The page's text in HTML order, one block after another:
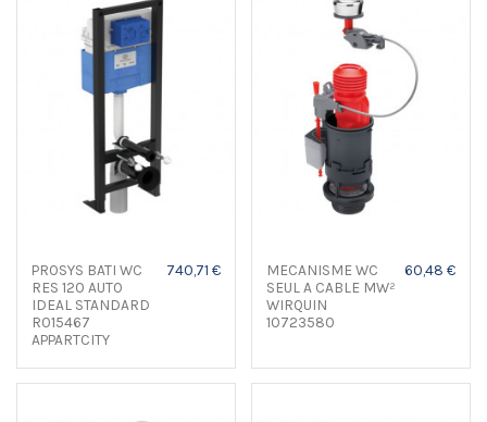
PROSYS BATI WC
RES 120 AUTO
IDEAL STANDARD
R015467
APPARTCITY
740,71 €
MECANISME WC
SEUL A CABLE MW²
WIRQUIN
10723580
60,48 €